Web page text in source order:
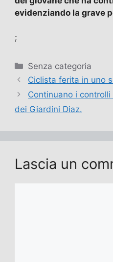
evidenziando la grave
;
Categorie
Senza categoria
Ciclista ferita in uno
Continuano i
dei Giardini Diaz.
Lascia un